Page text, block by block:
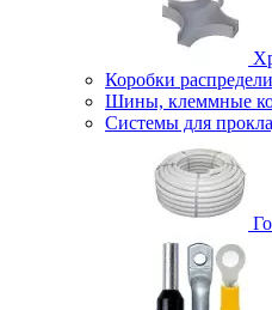
Коробки
Шины, клеммные
Системы для